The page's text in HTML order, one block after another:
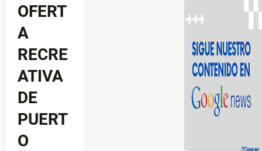
OFERT
A
RECRE
ATIVA
DE
PUERT
O